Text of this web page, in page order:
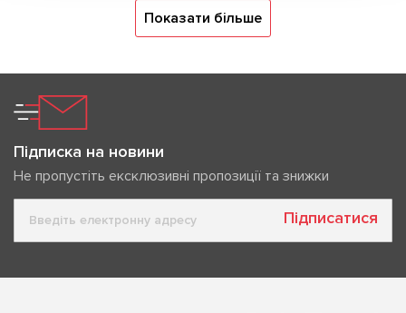
Показати більше
Підписка на новини
Не пропустіть ексклюзивні пропозиції та знижки
Підписатися